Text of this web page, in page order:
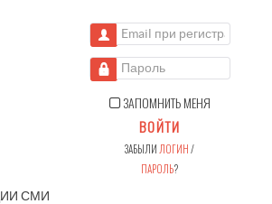
СМИ
Email при регистрации
Пароль
ЗАПОМНИТЬ МЕНЯ
ВОЙТИ
ЗАБЫЛИ ЛОГИН/
ПАРОЛЬ?